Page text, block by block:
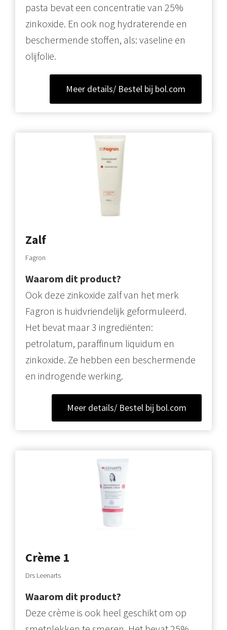
pasta bevat een concentratie van 25%
zinkoxide. En ook nog hydraterende en
beschermende stoffen, als: vaseline en
olijfolie.
Meer details/ Bestel bij bol.com
Zalf
Fagron
Waarom dit product?
Ook deze zinkoxide zalf van het merk
Fagron is huidvriendelijk geformuleerd.
Het bevat maar 3 ingrediënten:
petrolatum, paraffinum liquidum en
zinkoxide. Ze hebben een beschermende
en indrogende werking.
Meer details/ Bestel bij bol.com
Crème 1
Drs Leenarts
Waarom dit product?
Deze crème is ook heel geschikt om op